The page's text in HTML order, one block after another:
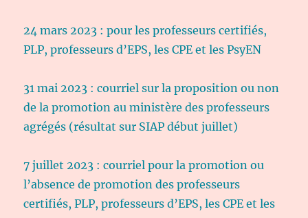
24 mars 2023 : pour les professeurs certifiés,
PLP, professeurs d’EPS, les CPE et les PsyEN
31 mai 2023 : courriel sur la proposition ou non
de la promotion au ministère des professeurs
agrégés (résultat sur SIAP début juillet)
7 juillet 2023 : courriel pour la promotion ou
l’absence de promotion des professeurs
certifiés, PLP, professeurs d’EPS, les CPE et les